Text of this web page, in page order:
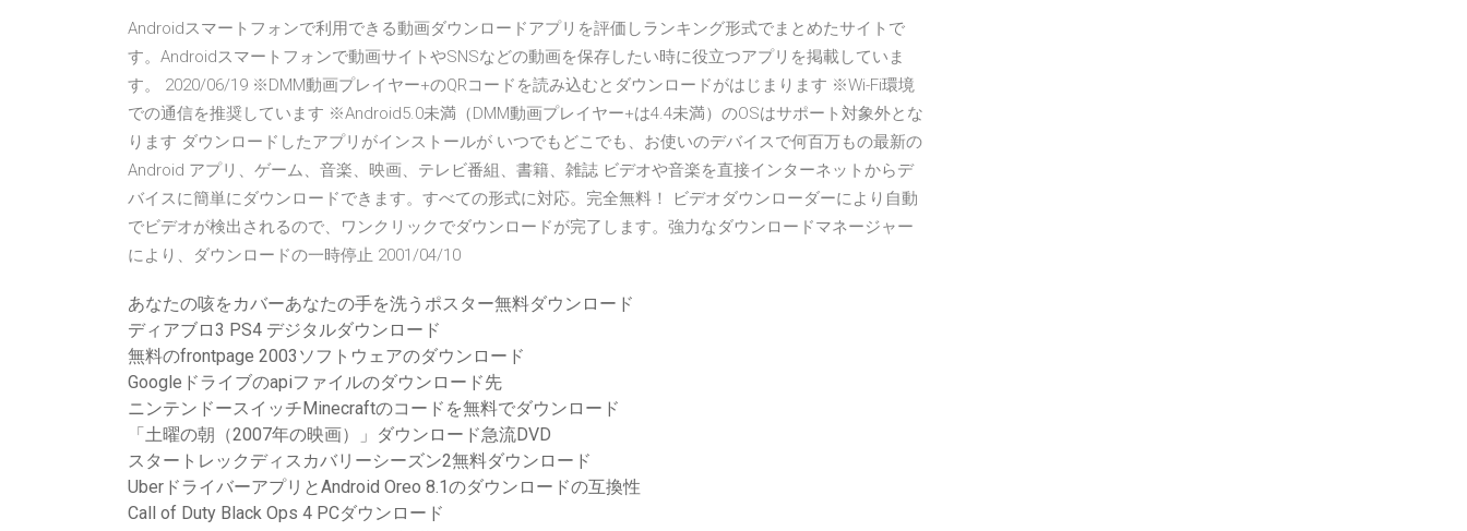
Androidスマートフォンで利用できる動画ダウンロードアプリを評価しランキング形式でまとめたサイトで
す。Androidスマートフォンで動画サイトやSNSなどの動画を保存したい時に役立つアプリを掲載していま
す。 2020/06/19 ※DMM動画プレイヤー+のQRコードを読み込むとダウンロードがはじまります ※Wi-Fi環境
での通信を推奨しています ※Android5.0未満（DMM動画プレイヤー+は4.4未満）のOSはサポート対象外とな
ります ダウンロードしたアプリがインストールが いつでもどこでも、お使いのデバイスで何百万もの最新の
Android アプリ、ゲーム、音楽、映画、テレビ番組、書籍、雑誌 ビデオや音楽を直接インターネットからデ
バイスに簡単にダウンロードできます。すべての形式に対応。完全無料！ ビデオダウンローダーにより自動
でビデオが検出されるので、ワンクリックでダウンロードが完了します。強力なダウンロードマネージャー
により、ダウンロードの一時停止 2001/04/10
あなたの咳をカバーあなたの手を洗うポスター無料ダウンロード
ディアブロ3 PS4 デジタルダウンロード
無料のfrontpage 2003ソフトウェアのダウンロード
Googleドライブのapiファイルのダウンロード先
ニンテンドースイッチMinecraftのコードを無料でダウンロード
「土曜の朝（2007年の映画）」ダウンロード急流DVD
スタートレックディスカバリーシーズン2無料ダウンロード
UberドライバーアプリとAndroid Oreo 8.1のダウンロードの互換性
Call of Duty Black Ops 4 PCダウンロード